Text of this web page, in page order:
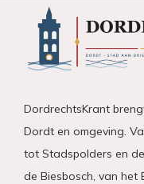
DordrechtsKrant
Dordt en omgeving.
tot Stadspolders en
de Biesbosch, van het